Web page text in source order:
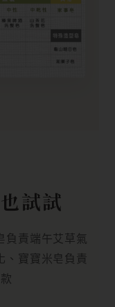
試試
負責端午艾草氣
、寶寶米皂負責